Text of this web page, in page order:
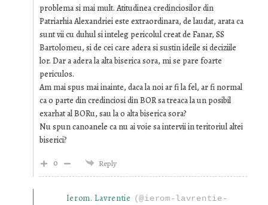
problema si mai mult. Atitudinea credinciosilor din
Patriarhia Alexandriei este extraordinara, de laudat, arata ca
sunt vii cu duhul si inteleg pericolul creat de Fanar, SS
Bartolomeu, si de cei care adera si sustin ideile si deciziile
lor. Dar a adera la alta biserica sora, mi se pare foarte
periculos.
Am mai spus mai inainte, daca la noi ar fi la fel, ar fi normal
ca o parte din credinciosi din BOR sa treaca la un posibil
exarhat al BORu, sau la o alta biserica sora?
Nu spun canoanele ca nu ai voie sa intervii in teritoriul altei
biserici?
0
Reply
Ierom. Lavrentie (@ierom-lavrentie-